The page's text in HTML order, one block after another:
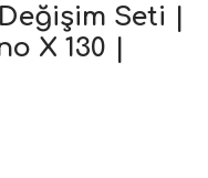
Seti |
X 130 |